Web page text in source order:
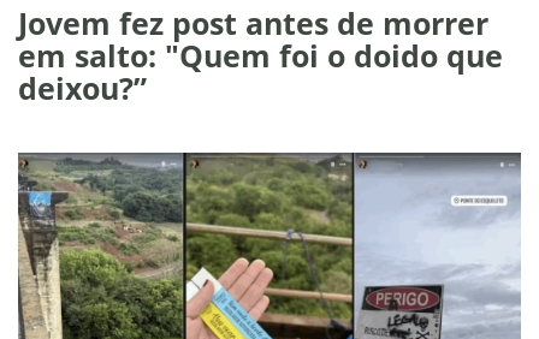
Jovem fez post antes de morrer
em salto: "Quem foi o doido que
deixou?”